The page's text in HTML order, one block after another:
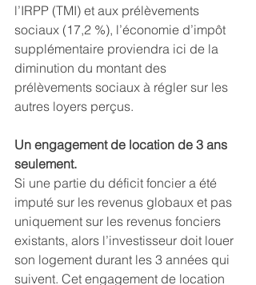
l’IRPP (TMI) et aux prélèvements
sociaux (17,2 %), l’économie d’impôt
supplémentaire proviendra ici de la
diminution du montant des
prélèvements sociaux à régler sur les
autres loyers perçus.
Un engagement de location de 3 ans
seulement.
Si une partie du déficit foncier a été
imputé sur les revenus globaux et pas
uniquement sur les revenus fonciers
existants, alors l’investisseur doit louer
son logement durant les 3 années qui
suivent. Cet engagement de location